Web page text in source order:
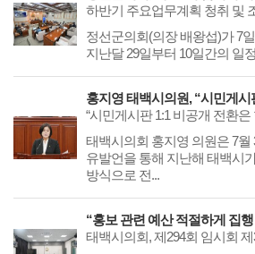
하반기 주요업무계획 청취 및
정선군의회(의장 배왕섭)가 7
지난달 29일부터 10일간의 일
태백시의회 홍지영 의원은 7월
유발언을 통해 지난해 태백시
방식으로 전...
“홍보 관련 예산 적절하게 집